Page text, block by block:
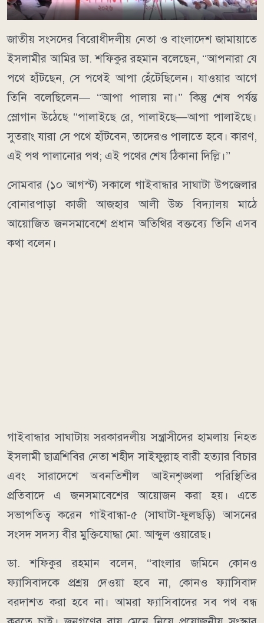
জাতীয় সংসদের বিরোধীদলীয় নেতা ও বাংলাদেশ জামায়াতে
ইসলামীর আমির ডা. শফিকুর রহমান বলেছেন, ‘‘আপনারা যে
পথে হাঁটছেন, সে পথেই আপা হেঁটেছিলেন। যাওয়ার আগে
তিনি বলেছিলেন— ‘‘আপা পালায় না।’’ কিন্তু শেষ পর্যন্ত
স্লোগান উঠেছে ‘‘পালাইছে রে, পালাইছে—আপা পালাইছে।
সুতরাং যারা সে পথে হাঁটবেন, তাদেরও পালাতে হবে। কারণ,
এই পথ পালানোর পথ; এই পথের শেষ ঠিকানা দিল্লি।’’
সোমবার (১০ আগস্ট) সকালে গাইবান্ধার সাঘাটা উপজেলার
বোনারপাড়া কাজী আজহার আলী উচ্চ বিদ্যালয় মাঠে
আয়োজিত জনসমাবেশে প্রধান অতিথির বক্তব্যে তিনি এসব
কথা বলেন।
গাইবান্ধার সাঘাটায় সরকারদলীয় সন্ত্রাসীদের হামলায় নিহত
ইসলামী ছাত্রশিবির নেতা শহীদ সাইফুল্লাহ বারী হত্যার বিচার
এবং সারাদেশে অবনতিশীল আইনশৃঙ্খলা পরিস্থিতির
প্রতিবাদে এ জনসমাবেশের আয়োজন করা হয়। এতে
সভাপতিত্ব করেন গাইবান্ধা-৫ (সাঘাটা-ফুলছড়ি) আসনের
সংসদ সদস্য বীর মুক্তিযোদ্ধা মো. আব্দুল ওয়ারেছ।
ডা. শফিকুর রহমান বলেন, ‘‘বাংলার জমিনে কোনও
ফ্যাসিবাদকে প্রশ্রয় দেওয়া হবে না, কোনও ফ্যাসিবাদ
বরদাশত করা হবে না। আমরা ফ্যাসিবাদের সব পথ বন্ধ